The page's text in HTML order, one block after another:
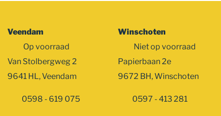
Veendam
Op voorraad
Van Stolbergweg 2
9641 HL, Veendam
0598 - 619 075
Winschoten
Niet op voorraad
Papierbaan 2e
9672 BH, Winschoten
0597 - 413 281